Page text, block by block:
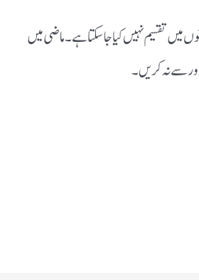
تقسیم نہیں کیا جا سکتا ہے۔ ماضی میں
سے نہ کریں ۔